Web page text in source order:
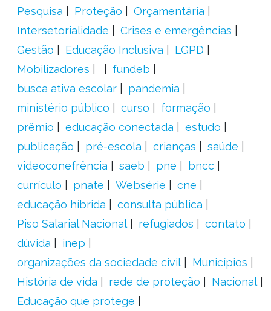
Pesquisa Proteção
Orçamentária
Intersetorialidade
Crises e emergências
Gestão
Educação Inclusiva
LGPD
Mobilizadores
fundeb
busca ativa escolar
pandemia
ministério público
curso
formação
prêmio
educação conectada
estudo
publicação
pré-escola crianças
saúde
videoconefrência
saeb pne
bncc
currículo
pnate Websérie
cne
educação híbrida
consulta pública
Piso Salarial Nacional
refugiados
contato
dúvida
inep
organizações da sociedade civil
Municípios
História de vida
rede de proteção
Nacional
Educação que protege